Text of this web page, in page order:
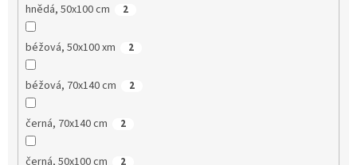
hnědá, 50x100 cm 2
béžová, 50x100 xm 2
béžová, 70x140 cm 2
černá, 70x140 cm 2
černá, 50x100 cm 2